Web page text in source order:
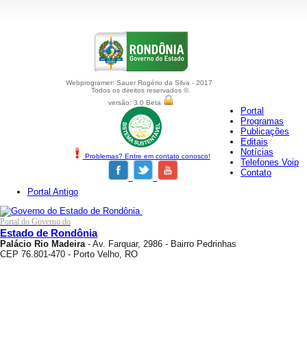
Webprogramer: Sauer Rogério da Silva - 2017
Todos os direitos reservados ©.
versão: 3.0 Beta
Problemas? Entre em contato conosco!
Portal
Programas
Publicações
Editais
Notícias
Telefones Voip
Contato
Portal Antigo
Portal do Governo do
Estado de Rondônia
Palácio Rio Madeira- Av. Farquar, 2986 - Bairro Pedrinhas
CEP 76.801-470 - Porto Velho, RO